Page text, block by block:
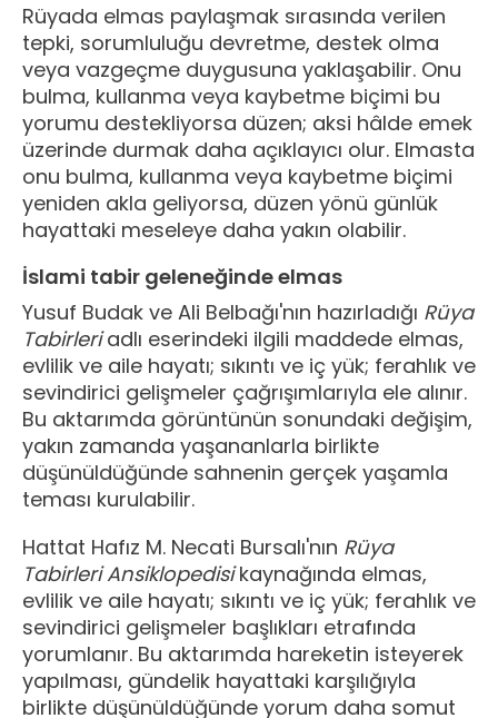
Rüyada elmas paylaşmak sırasında verilen
tepki, sorumluluğu devretme, destek olma
veya vazgeçme duygusuna yaklaşabilir. Onu
bulma, kullanma veya kaybetme biçimi bu
yorumu destekliyorsa düzen; aksi hâlde emek
üzerinde durmak daha açıklayıcı olur. Elmasta
onu bulma, kullanma veya kaybetme biçimi
yeniden akla geliyorsa, düzen yönü günlük
hayattaki meseleye daha yakın olabilir.
İslami tabir geleneğinde elmas
Yusuf Budak ve Ali Belbağı'nın hazırladığı Rüya
Tabirleriadlı eserindeki ilgili maddede elmas,
evlilik ve aile hayatı; sıkıntı ve iç yük; ferahlık ve
sevindirici gelişmeler çağrışımlarıyla ele alınır.
Bu aktarımda görüntünün sonundaki değişim,
yakın zamanda yaşananlarla birlikte
düşünüldüğünde sahnenin gerçek yaşamla
teması kurulabilir.
Hattat Hafız M. Necati Bursalı'nın Rüya
Tabirleri Ansiklopedisikaynağında elmas,
evlilik ve aile hayatı; sıkıntı ve iç yük; ferahlık ve
sevindirici gelişmeler başlıkları etrafında
yorumlanır. Bu aktarımda hareketin isteyerek
yapılması, gündelik hayattaki karşılığıyla
birlikte düşünüldüğünde yorum daha somut